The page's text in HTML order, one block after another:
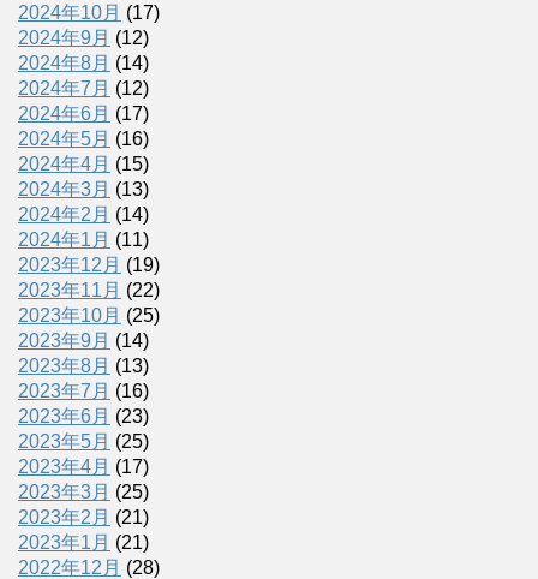
2024年10月 (17)
2024年9月 (12)
2024年8月 (14)
2024年7月 (12)
2024年6月 (17)
2024年5月 (16)
2024年4月 (15)
2024年3月 (13)
2024年2月 (14)
2024年1月 (11)
2023年12月 (19)
2023年11月 (22)
2023年10月 (25)
2023年9月 (14)
2023年8月 (13)
2023年7月 (16)
2023年6月 (23)
2023年5月 (25)
2023年4月 (17)
2023年3月 (25)
2023年2月 (21)
2023年1月 (21)
2022年12月 (28)